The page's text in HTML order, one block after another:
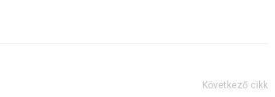
Következő cikk